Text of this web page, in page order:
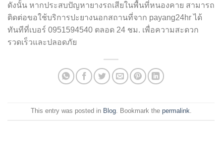
ดังนั้น หากประสบปัญหายางรถเสียในพื้นที่หนองคาย สามารถ
ติดต่อขอใช้บริการปะยางนอกสถานที่จาก payang24hr ได้
ทันทีที่เบอร์ 0951594540 ตลอด 24 ชม. เพื่อความสะดวก
รวดเร็วและปลอดภัย
This entry was posted in Blog. Bookmark the permalink.